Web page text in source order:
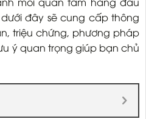
đây sẽ cung cấp thông
triệu chứng, phương pháp
ý quan trọng giúp bạn chủ